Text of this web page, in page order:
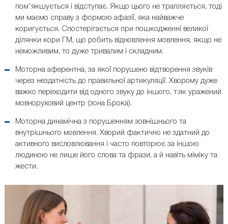
пом'якшується і відступає. Якщо цього не трапляється, тоді
ми маємо справу з формою афазії, яка найважче
коригується. Спостерігається при пошкодженні великої
ділянки кори ГМ, що робить відновлення мовлення, якщо не
неможливим, то дуже тривалим і складним.
Моторна аферентна, за якої порушено відтворення звуків
через нездатність до правильної артикуляції. Хворому дуже
важко переходити від одного звуку до іншого, т.як уражений
мовноруховий центр (зона Брока).
Моторна динамічна з порушенням зовнішнього та
внутрішнього мовлення. Хворий фактично не здатний до
активного висловлювання і часто повторює за іншою
людиною не лише його слова та фрази, а й навіть міміку та
жести.